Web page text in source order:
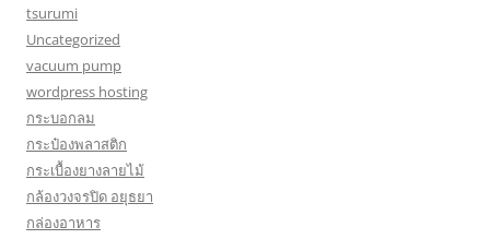
tsurumi
Uncategorized
vacuum pump
wordpress hosting
กระบอกลม
กระป๋องพลาสติก
กระเบื้องยางลายไม้
กล้องวงจรปิด อยุธยา
กล่องอาหาร